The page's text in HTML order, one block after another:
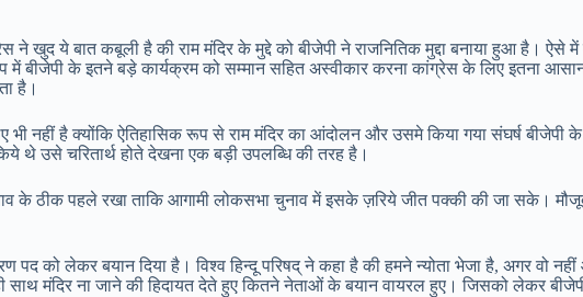
खुद ये बात कबूली है की राम मंदिर के मुद्दे को बीजेपी ने राजनितिक मुद्दा बनाया हुआ है। ऐसे
में बीजेपी के इतने बड़े कार्यक्रम को सम्मान सहित अस्वीकार करना कांग्रेस के लिए इतना
है।
भी नहीं है क्योंकि ऐतिहासिक रूप से राम मंदिर का आंदोलन और उसमे किया गया संघर्ष
थे उसे चरितार्थ होते देखना एक बड़ी उपलब्धि की तरह है।
के ठीक पहले रखा ताकि आगामी लोकसभा चुनाव में इसके ज़रिये जीत पक्की की जा सके।
पद को लेकर बयान दिया है। विश्व हिन्दू परिषद् ने कहा है की हमने न्योता भेजा है, अगर वो
ही साथ मंदिर ना जाने की हिदायत देते हुए कितने नेताओं के बयान वायरल हुए। जिसको लेकर